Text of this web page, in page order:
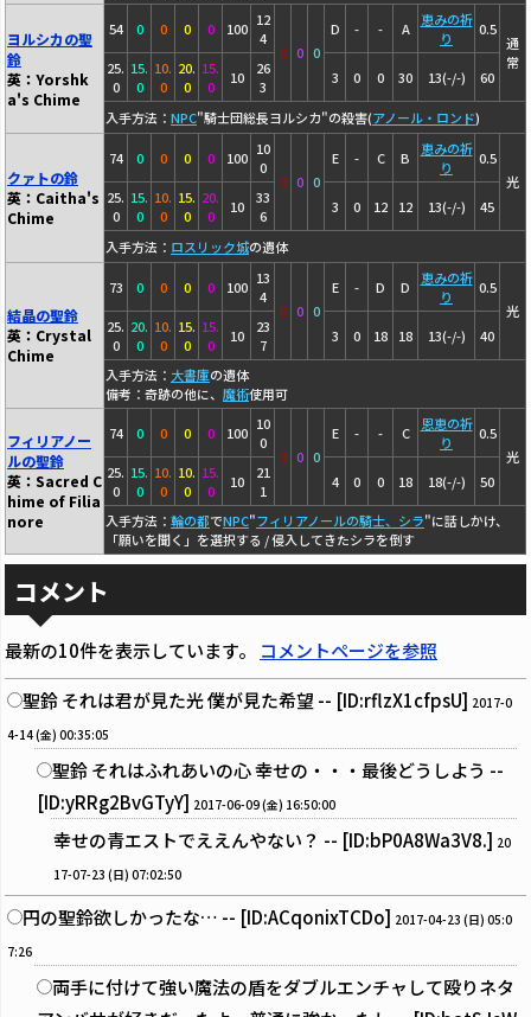
ヨルシカの聖
鈴
英：Yorshk
a's Chime
54 0 0 0 0 100 12
4
0 0 0
D - - A
恵みの祈
り
0.5
通
常
25.
0
15.
0
10.
0
20.
0
15.
0
10
26
3
3 0 0 30 13(-/-) 60
入手方法： NPC"騎士団総長ヨルシカ"の殺害(アノール・ロンド)
クァトの鈴
英：Caitha's
Chime
74 0 0 0 0 100 10
0
0 0 0
E - C B
恵みの祈
り
0.5
光
25.
0
15.
0
10.
0
15.
0
20.
0
10
33
6
3 0 12 12 13(-/-) 45
入手方法： ロスリック城の遺体
結晶の聖鈴
英：Crystal
Chime
73 0 0 0 0 100 13
4
0 0 0
E - D D
恵みの祈
り
0.5
光
25.
0
20.
0
10.
0
15.
0
15.
0
10
23
7
3 0 18 18 13(-/-) 40
入手方法： 大書庫の遺体
備考：奇跡の他に、 魔術使用可
フィリアノー
ルの聖鈴
英：Sacred C
hime of Filia
nore
74 0 0 0 0 100 10
0
0 0 0
E - - C
恩恵の祈
り
0.5
光
25.
0
15.
0
10.
0
10.
0
15.
0
10
21
1
4 0 0 18 18(-/-) 50
入手方法： 輪の都でNPC"フィリアノールの騎士、シラ"に話しかけ、
「願いを聞く」を選択する / 侵入してきたシラを倒す
コメント
最新の10件を表示しています。 コメントページを参照
聖鈴 それは君が見た光 僕が見た希望 -- [ID:rflzX1cfpsU] 2017-0
4-14 (金) 00:35:05
聖鈴 それはふれあいの心 幸せの・・・最後どうしよう --
[ID:yRRg2BvGTyY] 2017-06-09 (金) 16:50:00
幸せの青エストでええんやない？ -- [ID:bP0A8Wa3V8.] 20
17-07-23 (日) 07:02:50
円の聖鈴欲しかったな… -- [ID:ACqonixTCDo] 2017-04-23 (日) 05:0
7:26
両手に付けて強い魔法の盾をダブルエンチャして殴りネタ